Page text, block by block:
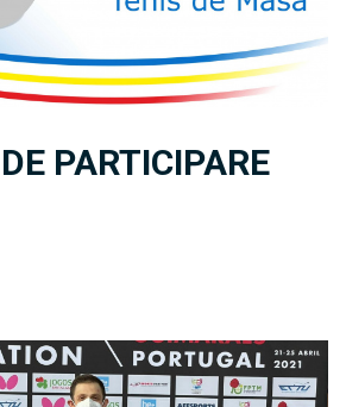
PARTICIPARE